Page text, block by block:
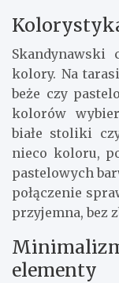
Skandynawski
kolory. Na
beże czy
kolorów
białe stoliki
nieco koloru,
pastelowych
połączenie
przyjemna, bez
elementy